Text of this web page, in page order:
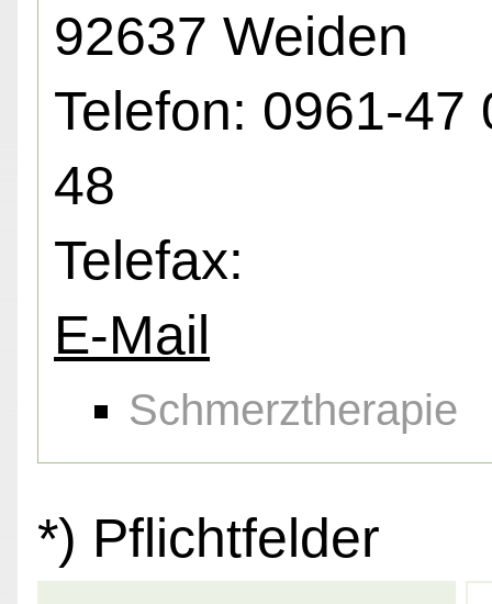
92637 Weiden
Telefon: 0961-47
48
Telefax:
E-Mail
Schmerztherapie
*) Pflichtfelder